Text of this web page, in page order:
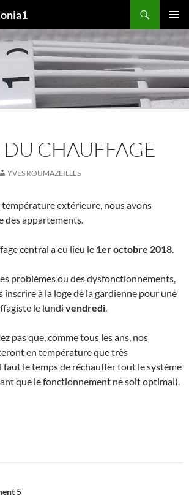
MENU
DU CHAUFFAGE
YVES ROUMAZEILLES
température extérieure, nous avons
des appartements.
central a eu lieu le 1er octobre 2018.
problèmes ou des dysfonctionnements,
inscrire à la loge de la gardienne pour une
lelundivendredi.
pas que, comme tous les ans, nos
en température que très
faut le temps de réchauffer tout le système
que le fonctionnement ne soit optimal).
5